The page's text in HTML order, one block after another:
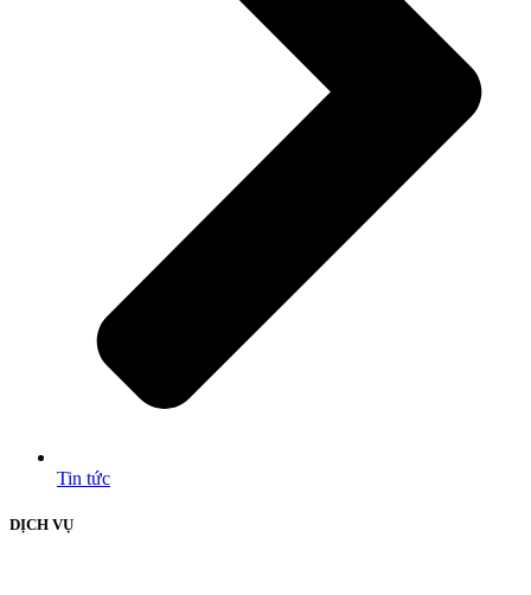
Tin tức
DỊCH VỤ